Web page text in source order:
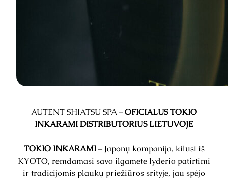
AUTENT SHIATSU SPA –OFICIALUS TOKIO
INKARAMI DISTRIBUTORIUS LIETUVOJE
TOKIO INKARAMI– Japonų kompanija, kilusi iš
KYOTO, remdamasi savo ilgamete lyderio patirtimi
ir tradicijomis plaukų priežiūros srityje, jau spėjo